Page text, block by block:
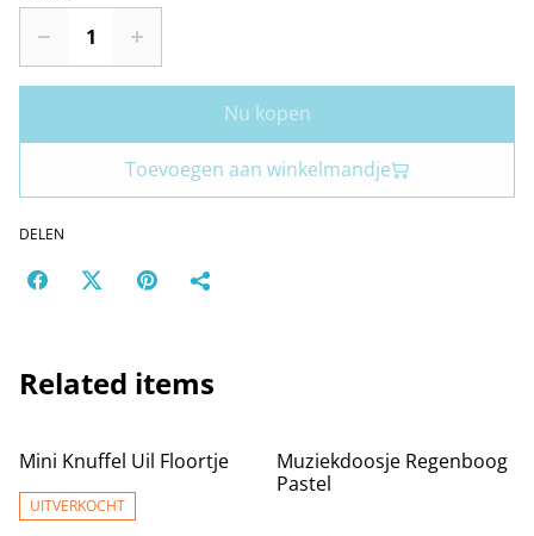
Nu kopen
Toevoegen aan winkelmandje
DELEN
Related items
Mini Knuffel Uil Floortje
UITVERKOCHT
Muziekdoosje Regenboog
Pastel